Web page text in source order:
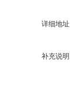
详细地
补充说